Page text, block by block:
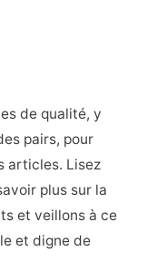
de qualité, y
pairs, pour
articles. Lisez
plus sur la
et veillons à ce
et digne de